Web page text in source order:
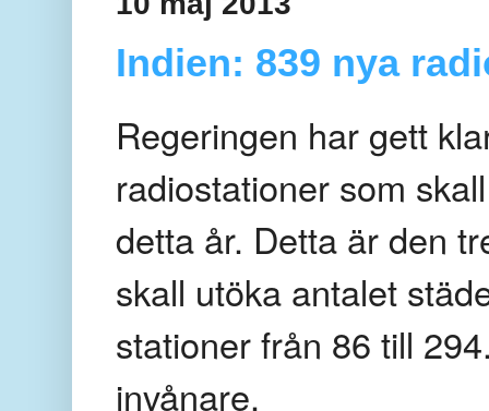
Indien: 839 nya
Regeringen har gett
radiostationer som
detta år. Detta är den
skall utöka antalet
stationer från 86 till
invånare.